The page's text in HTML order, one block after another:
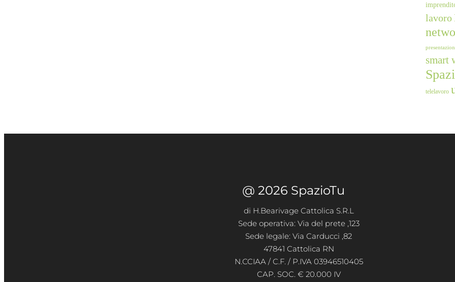
lavoro
smart
telelavoro
@ 2026 SpazioTu
di H.Bearivage Cattolica S.R.L
Sede operativa: Via del prete ,123
Sede legale: Via Carducci ,82
47841 Cattolica RN
N.CCIAA / C.F. / P.IVA 03946510405
CAP. SOC. € 20.000 IV